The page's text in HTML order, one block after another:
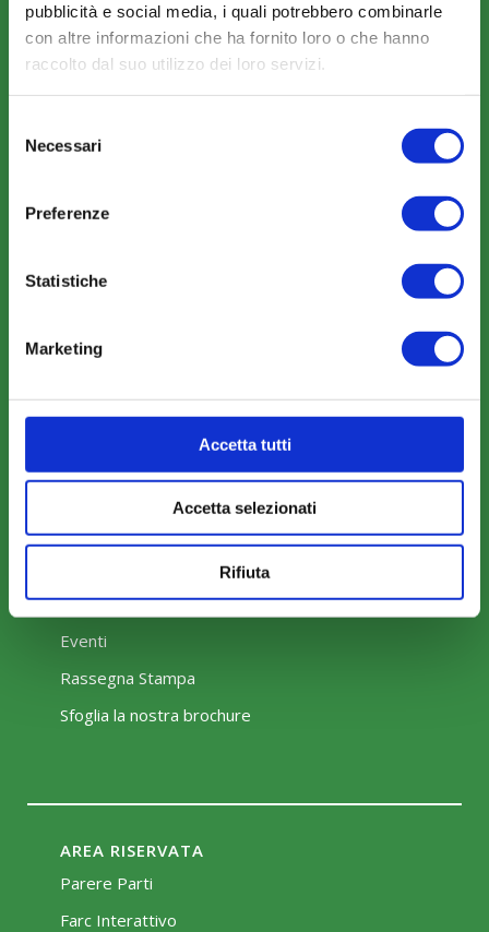
pubblicità e social media, i quali potrebbero combinarle
con altre informazioni che ha fornito loro o che hanno
raccolto dal suo utilizzo dei loro servizi.
delNecessari
Preferenze
Statistiche
Marketing
Accetta tutti
Accetta selezionati
Rifiuta
Perché scegliere FonARCom
Il Funzionamento
Amministrazione trasparente
News
Eventi
Rassegna Stampa
Sfoglia la nostra brochure
AREA RISERVATA
Parere Parti
Farc Interattivo